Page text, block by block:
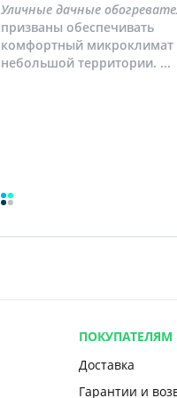
Уличные дачные
призваны обеспечивать
комфортный микроклимат
небольшой территории. ...
ПОКУПАТЕЛЯМ
Доставка
Гарантии и